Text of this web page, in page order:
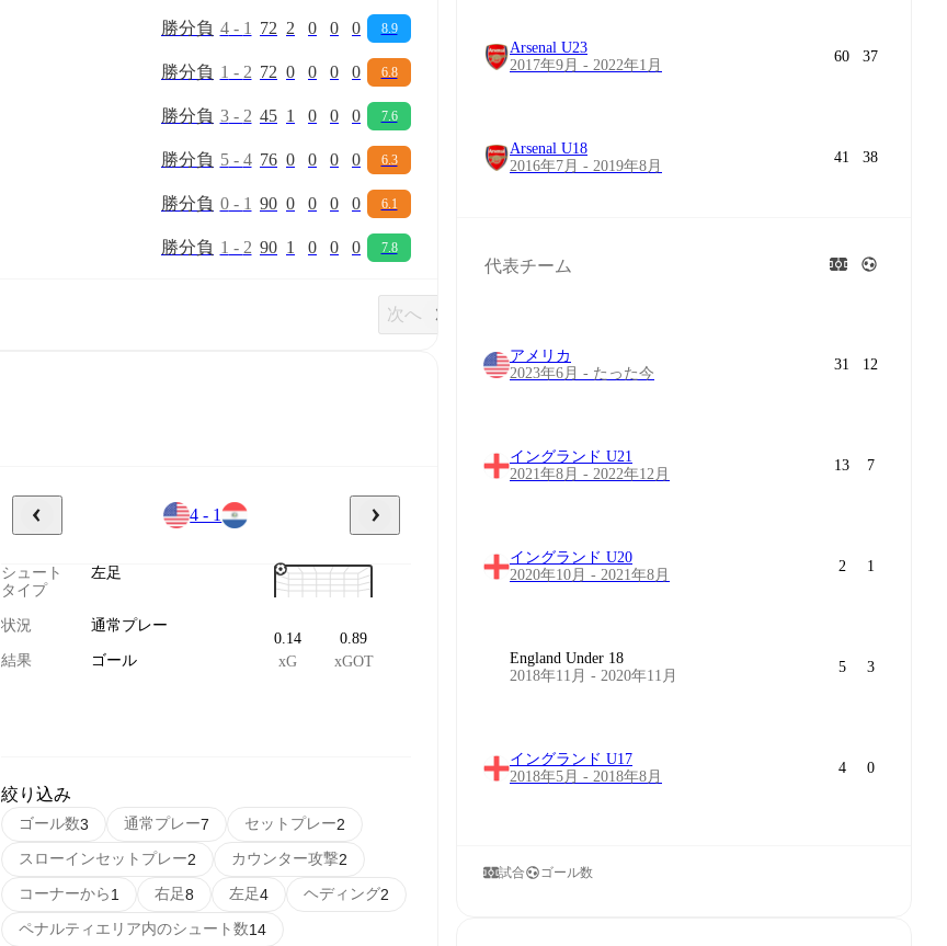
勝分負 4- 1 72 2 0 0 0 8.9
勝分負 1 - 2 72 0 0 0 0 6.8
勝分負 3- 2 45 1 0 0 0 7.6
勝分負 5- 4 76 0 0 0 0 6.3
勝分負 0- 1 90 0 0 0 0 6.1
勝分負 1 - 2 90 1 0 0 0 7.8
次へ
4 - 1
シュート
タイプ
左足
状況 通常プレー
結果 ゴール
0.14
xG
0.89
xGOT
絞り込み
ゴール数3 通常プレー7 セットプレー2
スローインセットプレー2 カウンター攻撃2
コーナーから1 右足8 左足4 ヘディング2
ペナルティエリア内のシュート数14
Arsenal U23
2017年9月 - 2022年1月
60 37
Arsenal U18
2016年7月 - 2019年8月
41 38
代表チーム
アメリカ
2023年6月 - たった今
31 12
イングランド U21
2021年8月 - 2022年12月
13 7
イングランド U20
2020年10月 - 2021年8月
2 1
England Under 18
2018年11月 - 2020年11月
5 3
イングランド U17
2018年5月 - 2018年8月
4 0
試合 ゴール数